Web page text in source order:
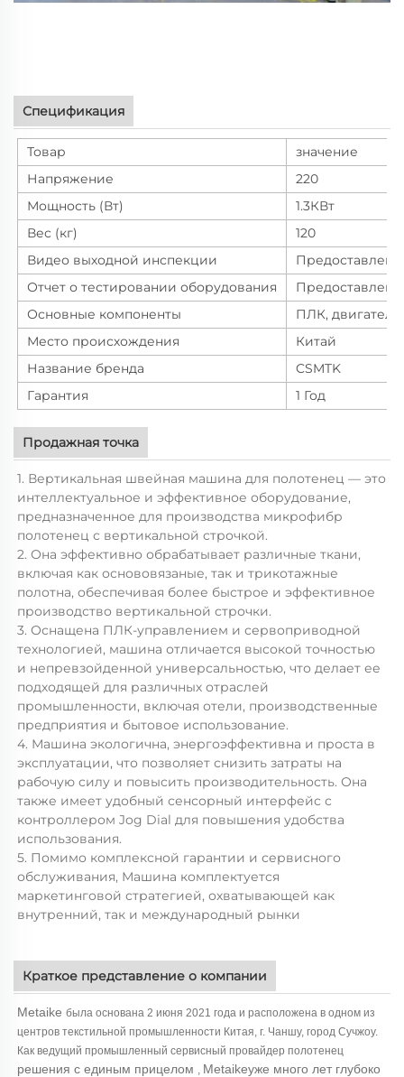
Спецификация
Товар
значение
Напряжение
220
Мощность (Вт)
1.3КВт
Вес (кг)
120
Видео выходной инспекции
Предоставлено
Отчет о тестировании оборудования
Предоставлено
Основные компоненты
ПЛК,
Место происхождения
Китай
Название бренда
CSMTK
Гарантия
1 Год
Продажная точка
1. Вертикальная швейная машина для полотенец — это
интеллектуальное и эффективное оборудование,
предназначенное для производства микрофибр
полотенец с вертикальной строчкой.
2. Она эффективно обрабатывает различные ткани,
включая как основовязаные, так и трикотажные
полотна, обеспечивая более быстрое и эффективное
производство вертикальной строчки.
3. Оснащена ПЛК-управлением и сервоприводной
технологией, машина отличается высокой точностью
и непревзойденной универсальностью, что делает ее
подходящей для различных отраслей
промышленности, включая отели, производственные
предприятия и бытовое использование.
4. Машина экологична, энергоэффективна и проста в
эксплуатации, что позволяет снизить затраты на
рабочую силу и повысить производительность. Она
также имеет удобный сенсорный интерфейс с
контроллером Jog Dial для повышения удобства
использования.
5. Помимо комплексной гарантии и сервисного
обслуживания, Машина комплектуется
маркетинговой стратегией, охватывающей как
внутренний, так и международный рынки
Краткое представление о компании
Metaike была основана 2 июня 2021 года и расположена в одном из
центров текстильной промышленности Китая, г. Чаншу, город Сучжоу.
Как ведущий промышленный сервисный провайдер полотенец
решения с единым прицелом , Metaikeуже много лет глубоко